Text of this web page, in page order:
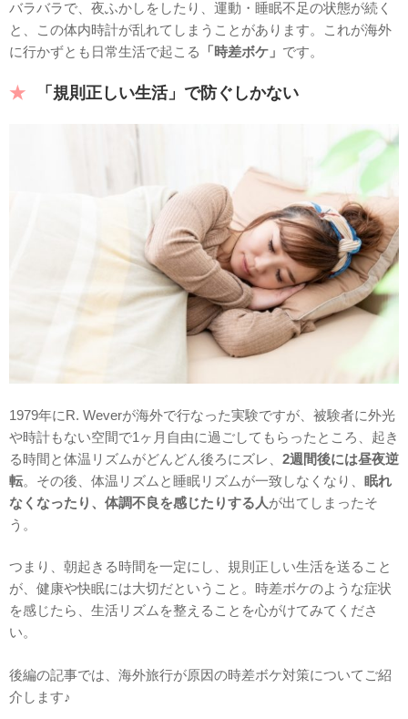
バラバラで、夜ふかしをしたり、運動・睡眠不足の状態が続く
と、この体内時計が乱れてしまうことがあります。これが海外
に行かずとも日常生活で起こる
「時差ボケ」 です。
「規則正しい生活」で防ぐしかない
1979年にR. Weverが海外で行なった実験ですが、被験者に外光
や時計もない空間で1ヶ月自由に過ごしてもらったところ、起き
る時間と体温リズムがどんどん後ろにズレ、 2週間後には昼夜逆
転。その後、体温リズムと睡眠リズムが一致しなくなり、 眠れ
なくなったり、体調不良を感じたりする人が出てしまったそ
う。
つまり、朝起きる時間を一定にし、規則正しい生活を送ること
が、健康や快眠には大切だということ。時差ボケのような症状
を感じたら、生活リズムを整えることを心がけてみてくださ
い。
後編の記事では、海外旅行が原因の時差ボケ対策についてご紹
介します♪